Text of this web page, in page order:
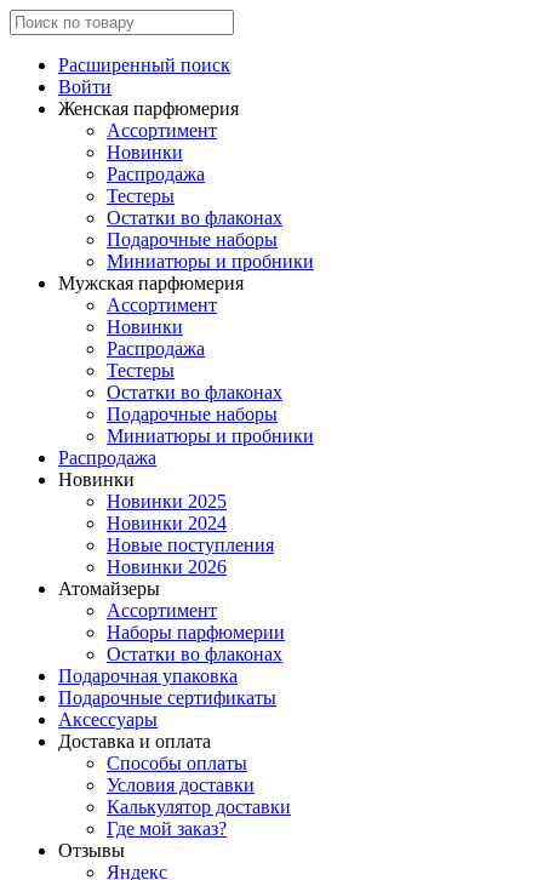
Расширенный поиск
Войти
Женская парфюмерия
Ассортимент
Новинки
Распродажа
Тестеры
Остатки во флаконах
Подарочные наборы
Миниатюры и пробники
Мужская парфюмерия
Ассортимент
Новинки
Распродажа
Тестеры
Остатки во флаконах
Подарочные наборы
Миниатюры и пробники
Распродажа
Новинки
Новинки 2025
Новинки 2024
Новые поступления
Новинки 2026
Атомайзеры
Ассортимент
Наборы парфюмерии
Остатки во флаконах
Подарочная упаковка
Подарочные сертификаты
Аксессуары
Доставка и оплата
Способы оплаты
Условия доставки
Калькулятор доставки
Где мой заказ?
Отзывы
Яндекс